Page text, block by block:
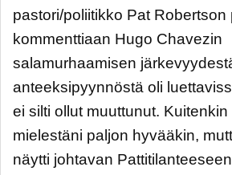
pastori/poliitikko Pat Robertson
kommenttiaan Hugo Chavezin
salamurhaamisen
anteeksipyynnöstä oli
ei silti ollut muuttunut.
mielestäni paljon hyvääkin,
näytti johtavan